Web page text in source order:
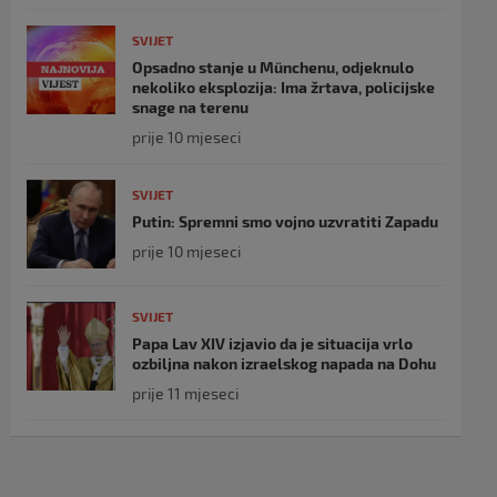
SVIJET
Opsadno stanje u Münchenu, odjeknulo
nekoliko eksplozija: Ima žrtava, policijske
snage na terenu
prije 10 mjeseci
SVIJET
Putin: Spremni smo vojno uzvratiti Zapadu
prije 10 mjeseci
SVIJET
Papa Lav XIV izjavio da je situacija vrlo
ozbiljna nakon izraelskog napada na Dohu
prije 11 mjeseci